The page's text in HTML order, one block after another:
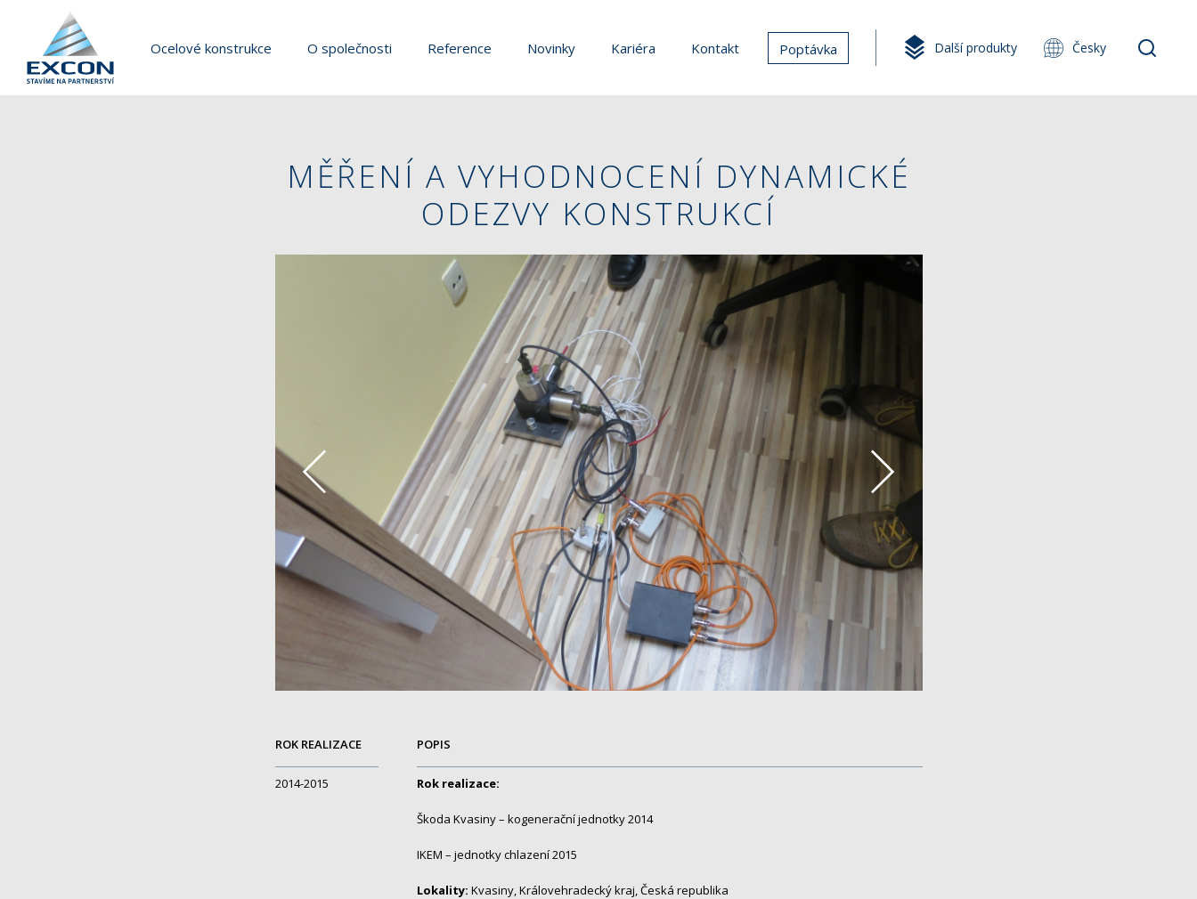
Ocelové konstrukce O společnosti Reference Novinky Kariéra Kontakt Poptávka Další produkty Česky
MĚŘENÍ A VYHODNOCENÍ DYNAMICKÉ
ODEZVY KONSTRUKCÍ
ROK REALIZACE
2014-2015
POPIS
Rok realizace:
Škoda Kvasiny – kogenerační jednotky 2014
IKEM – jednotky chlazení 2015
Lokality: Kvasiny, Královehradecký kraj, Česká republika